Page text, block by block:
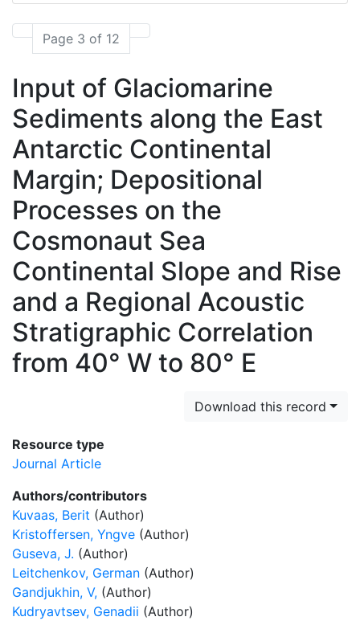
Page 3 of 12
Input of Glaciomarine
Sediments along the East
Antarctic Continental
Margin; Depositional
Processes on the
Cosmonaut Sea
Continental Slope and Rise
and a Regional Acoustic
Stratigraphic Correlation
from 40° W to 80° E
Download this record
Resource type
Journal Article
Authors/contributors
Kuvaas, Berit (Author)
Kristoffersen, Yngve (Author)
Guseva, J. (Author)
Leitchenkov, German (Author)
Gandjukhin, V, (Author)
Kudryavtsev, Genadii (Author)